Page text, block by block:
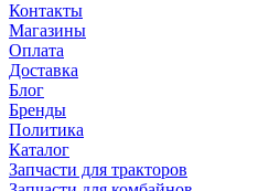
Контакты
Магазины
Оплата
Доставка
Блог
Бренды
Политика
Каталог
Запчасти для тракторов